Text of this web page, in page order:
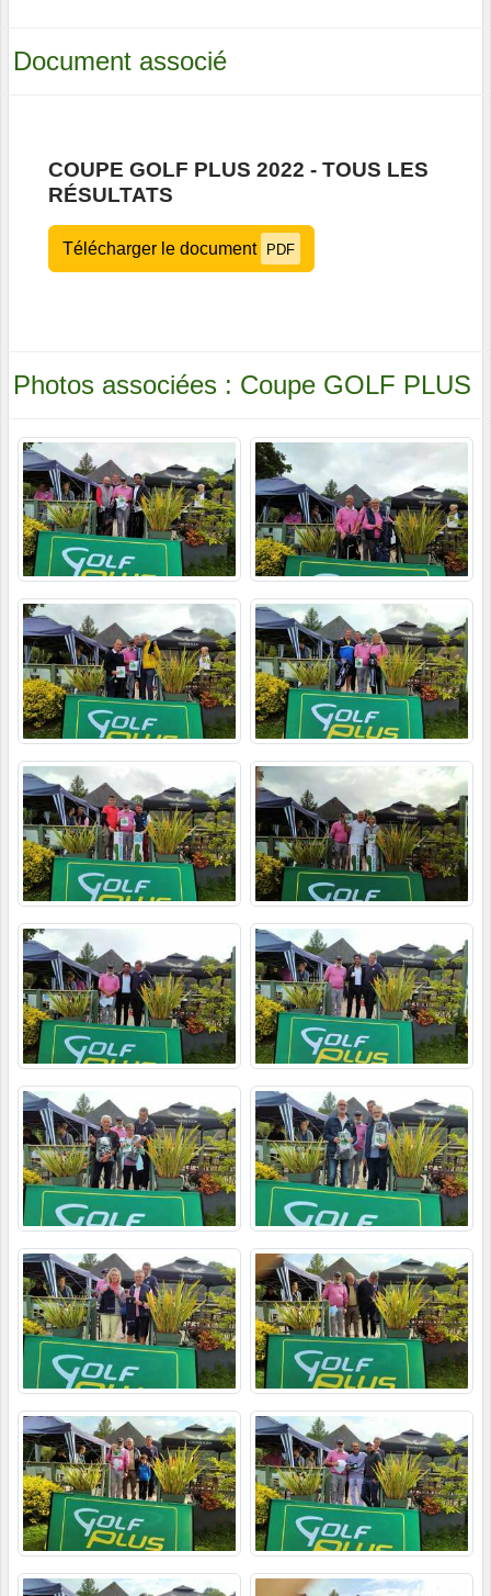
Document associé
COUPE GOLF PLUS 2022 - TOUS LES
RÉSULTATS
Télécharger le document PDF
Photos associées : Coupe GOLF PLUS